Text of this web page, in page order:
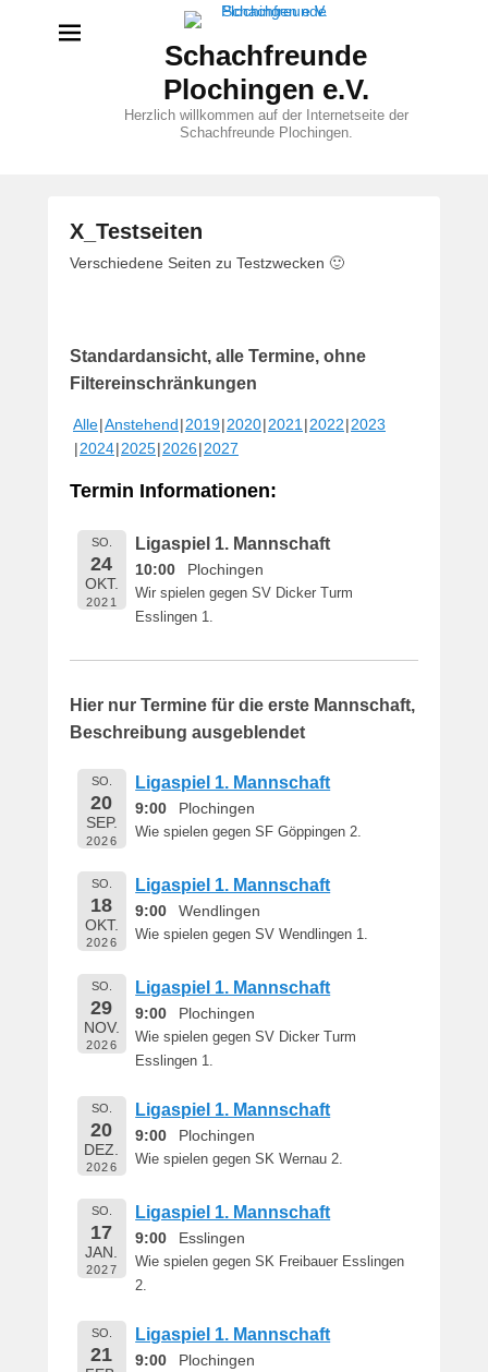
Schachfreunde
Plochingen e.V.
Herzlich willkommen auf der Internetseite der
Schachfreunde Plochingen.
X_Testseiten
V
f
f
n
.
a
a
Verschiedene Seiten zu Testzwecken 🙂
Standardansicht, alle Termine, ohne
Filtereinschränkungen
Alle Anstehend 2019 2020 2021 2022 2023
2024 2025 2026 2027
Termin Informationen:
SO.
24
OKT.
2021
Ligaspiel 1. Mannschaft
10:00 Plochingen
Wir spielen gegen SV Dicker Turm
Esslingen 1.
Hier nur Termine für die erste Mannschaft,
Beschreibung ausgeblendet
SO.
20
SEP.
2026
Ligaspiel 1. Mannschaft
9:00 Plochingen
Wie spielen gegen SF Göppingen 2.
SO.
18
OKT.
2026
Ligaspiel 1. Mannschaft
9:00 Wendlingen
Wie spielen gegen SV Wendlingen 1.
SO.
29
NOV.
2026
Ligaspiel 1. Mannschaft
9:00 Plochingen
Wie spielen gegen SV Dicker Turm
Esslingen 1.
SO.
20
DEZ.
2026
Ligaspiel 1. Mannschaft
9:00 Plochingen
Wie spielen gegen SK Wernau 2.
SO.
17
JAN.
2027
Ligaspiel 1. Mannschaft
9:00 Esslingen
Wie spielen gegen SK Freibauer Esslingen
2.
SO.
21
Ligaspiel 1. Mannschaft
9:00 Plochingen